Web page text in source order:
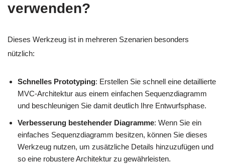
verwenden?
Dieses Werkzeug ist in mehreren Szenarien besonders
nützlich:
Schnelles Prototyping: Erstellen Sie schnell eine detaillierte
MVC-Architektur aus einem einfachen Sequenzdiagramm
und beschleunigen Sie damit deutlich Ihre Entwurfsphase.
Verbesserung bestehender Diagramme: Wenn Sie ein
einfaches Sequenzdiagramm besitzen, können Sie dieses
Werkzeug nutzen, um zusätzliche Details hinzuzufügen und
so eine robustere Architektur zu gewährleisten.